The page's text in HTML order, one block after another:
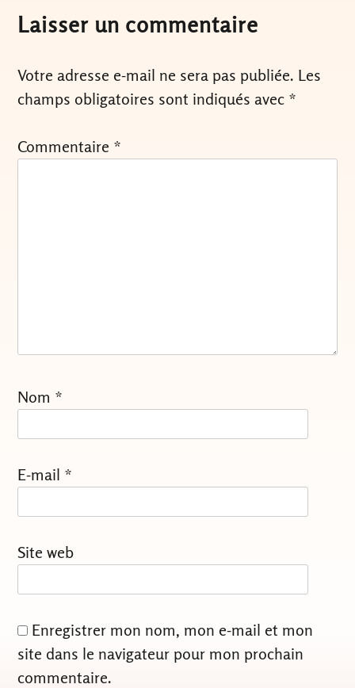
l’article
Laisser un commentaire
Votre adresse e-mail ne sera pas publiée. Les
champs obligatoires sont indiqués avec *
Commentaire *
Nom *
E-mail *
Site web
Enregistrer mon nom, mon e-mail et mon
site dans le navigateur pour mon prochain
commentaire.